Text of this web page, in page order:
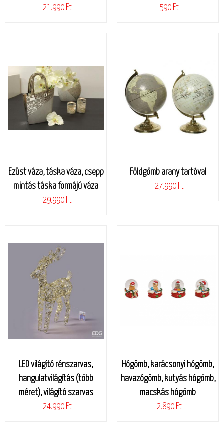
21.990 Ft
590 Ft
Ezüst váza, táska váza, csepp
mintás táska formájú váza
29.990 Ft
Földgömb arany tartóval
27.990 Ft
LED világító rénszarvas,
hangulatvilágítás (több
méret), világító szarvas
24.990 Ft
Hógömb, karácsonyi hógömb,
havazógömb, kutyás hógömb,
macskás hógömb
2.890 Ft